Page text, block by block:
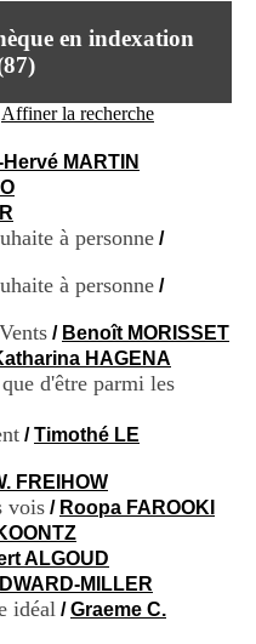
Contact
Tél:
Fax:
Mail
en indexation
87)
Affiner la recherche
MARTIN
à personne /
à personne /
/ Benoît MORISSET
HAGENA
d'être parmi les
/Timothé LE
FREIHOW
vois / Roopa FAROOKI
ALGOUD
MILLER
idéal /Graeme C.